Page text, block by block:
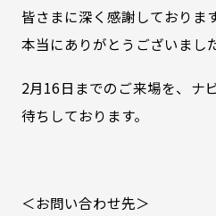
皆さまに深く感謝しております
本当にありがとうございまし
2月16日までのご来場を、ナ
待ちしております。
＜お問い合わせ先＞